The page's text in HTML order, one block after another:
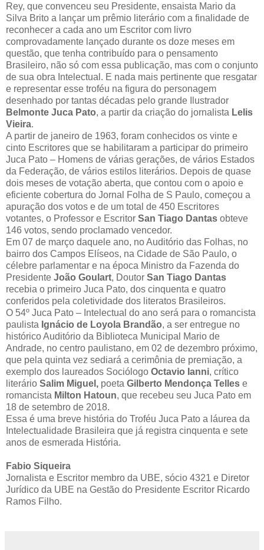
Rey, que convenceu seu Presidente, ensaista Mario da
Silva Brito a lançar um prêmio literário com a finalidade de
reconhecer a cada ano um Escritor com livro
comprovadamente lançado durante os doze meses em
questão, que tenha contribuído para o pensamento
Brasileiro, não só com essa publicação, mas com o conjunto
de sua obra Intelectual. E nada mais pertinente que resgatar
e representar esse troféu na figura do personagem
desenhado por tantas décadas pelo grande Ilustrador
Belmonte Juca Pato, a partir da criação do jornalista Lelis
Vieira.
A partir de janeiro de 1963, foram conhecidos os vinte e
cinto Escritores que se habilitaram a participar do primeiro
Juca Pato – Homens de várias gerações, de vários Estados
da Federação, de vários estilos literários. Depois de quase
dois meses de votação aberta, que contou com o apoio e
eficiente cobertura do Jornal Folha de S Paulo, começou a
apuração dos votos e de um total de 450 Escritores
votantes, o Professor e Escritor San Tiago Dantas obteve
146 votos, sendo proclamado vencedor.
Em 07 de março daquele ano, no Auditório das Folhas, no
bairro dos Campos Elíseos, na Cidade de São Paulo, o
célebre parlamentar e na época Ministro da Fazenda do
Presidente João Goulart, Doutor San Tiago Dantas
recebia o primeiro Juca Pato, dos cinquenta e quatro
conferidos pela coletividade dos literatos Brasileiros.
O 54º Juca Pato – Intelectual do ano será para o romancista
paulista Ignácio de Loyola Brandão, a ser entregue no
histórico Auditório da Biblioteca Municipal Mario de
Andrade, no centro paulistano, em 02 de dezembro próximo,
que pela quinta vez sediará a cerimônia de premiação, a
exemplo dos laureados Sociólogo Octavio Ianni, crítico
literário Salim Miguel, poeta Gilberto Mendonça Telles e
romancista Milton Hatoun, que recebeu seu Juca Pato em
18 de setembro de 2018.
Essa é uma breve história do Troféu Juca Pato a láurea da
Intelectualidade Brasileira que já registra cinquenta e sete
anos de esmerada História.
Fabio Siqueira
Jornalista e Escritor membro da UBE, sócio 4321 e Diretor
Jurídico da UBE na Gestão do Presidente Escritor Ricardo
Ramos Filho.